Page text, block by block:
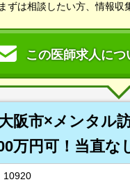
ずは相談したい方、情報収
この医師求人に
大阪市×メンタル
万円可！当直な
10920